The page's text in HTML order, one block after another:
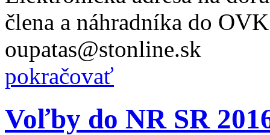
člena a náhradníka do
oupatas@stonline.sk
pokračovať
Voľby do NR SR